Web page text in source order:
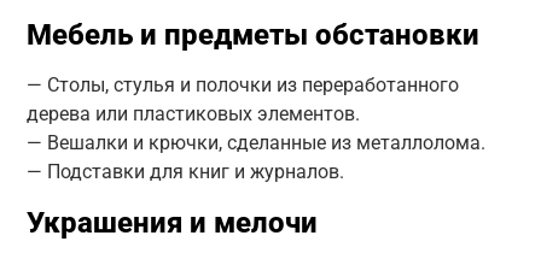
Мебель и предметы обстановки
— Столы, стулья и полочки из переработанного
дерева или пластиковых элементов.
— Вешалки и крючки, сделанные из металлолома.
— Подставки для книг и журналов.
Украшения и мелочи